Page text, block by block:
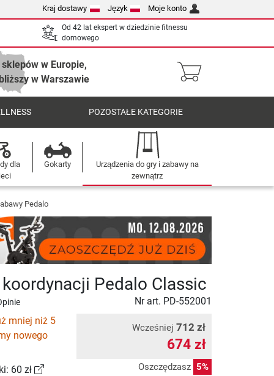
Kraj dostawy Język Moje konto
Od 42 lat ekspert w dziedzinie fitnessu
domowego
w Europie,
w Warszawie
POZOSTAŁE KATEGORIE
dla
Gokarty
Urządzenia do gry i zabawy na
zewnątrz
Pedalo
Pedalo Classic
Nr art. PD-552001
mniej niż 5
nowego
60 zł
Wcześniej 712 zł
674 zł
Oszczędzasz 5%